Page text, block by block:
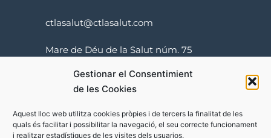
Gestionar el Consentimient
de les Cookies
Aquest lloc web utilitza cookies pròpies i de tercers la finalitat de les
quals és facilitar i possibilitar la navegació, el seu correcte funcionament
i realitzar estadístiques de les visites dels usuarios.
ctlasalut@ctlasalut.com
Mare de Déu de la Salut núm. 75